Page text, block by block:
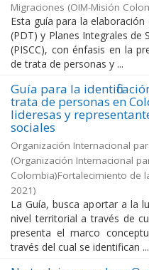
Migraciones (OIM-Misión
Esta guía para la
(PDT) y Planes Integrales de
(PISCC), con énfasis en la
de trata de personas y ...
Guía para la
trata de personas en
lideresas y
sociales
Organización Internacional
(Organización Internacional
Colombia)Fortalecimiento de
2021)
La Guía, busca aportar a la
nivel territorial a través de
presenta el marco
través del cual se identifican ...